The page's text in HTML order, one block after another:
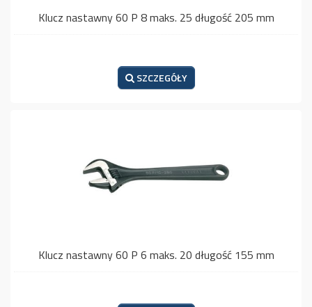
Klucz nastawny 60 P 8 maks. 25 długość 205 mm
SZCZEGÓŁY
Klucz nastawny 60 P 6 maks. 20 długość 155 mm